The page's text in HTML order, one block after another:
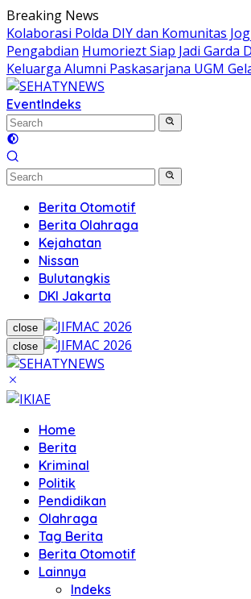
Skip
to
content
Breaking News
Kolaborasi Polda DIY dan Komunitas
Pengabdian Humoriezt Siap Jadi Garda
Keluarga Alumni Paskasarjana UGM
EventIndeks
Berita Otomotif
Berita Olahraga
Kejahatan
Nissan
Bulutangkis
DKI Jakarta
close
close
Home
Berita
Kriminal
Politik
Pendidikan
Olahraga
Tag Berita
Berita Otomotif
Lainnya
Indeks